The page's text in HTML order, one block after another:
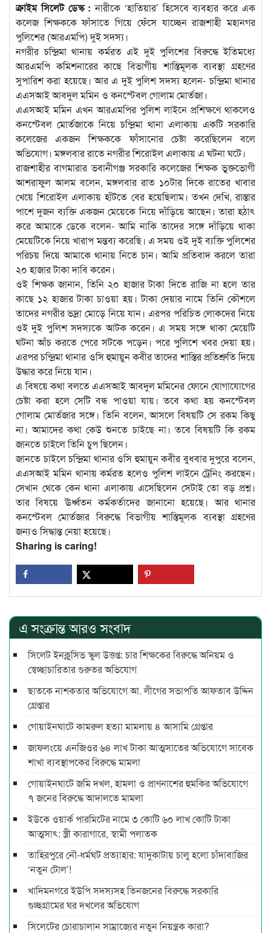
ক্রাইম সিলেট ডেস্ক : নারীকে ‘হাতিয়ার’ হিসেবে ব্যবহার করে এক
কলেজ শিক্ষককে ফাঁসাতে গিয়ে ফেঁসে যাচ্ছেন রাজশাহী মহানগর
পুলিশের (আরএমপি) দুই সদস্য।
নগরীর চন্দ্রিমা থানায় কর্মরত এই দুই পুলিশের বিরুদ্ধে ইতিমধ্যে
আরএমপি কমিশনারের কাছে বিভাগীয় শাস্তিমূলক ব্যবস্থা গ্রহণের
সুপারিশ করা হয়েছে। আর এ দুই পুলিশ সদস্য হলেন- চন্দ্রিমা থানার
এএসআই আবদুল মমিন ও কনস্টেবল গোলাম মোর্তজা।
এএসআই মমিন এখন আরএমপির পুলিশ লাইনে প্রশিক্ষণে থাকলেও
কনস্টেবল মোর্তজাকে নিয়ে চন্দ্রিমা থানা এলাকায় একটি সরকারি
কলেজের একজন শিক্ষককে ফাঁসানোর চেষ্টা করেছিলেন বলে
অভিযোগ। মঙ্গলবার রাতে নগরীর শিরোইল এলাকায় এ ঘটনা ঘটে।
রাজশাহীর বাগমারার ভবানীগঞ্জ সরকারি কলেজের শিক্ষক ভুক্তভোগী
আশরাফুল আলম বলেন, মঙ্গলবার রাত ১০টার দিকে রাতের খাবার
খেয়ে শিরোইল এলাকায় হাঁটতে বের হয়েছিলাম। তখন দেখি, রাস্তার
পাশে দুজন ব্যক্তি একজন মেয়েকে নিয়ে দাঁড়িয়ে আছেন। তারা হঠাৎ
করে আমাকে ডেকে বলেন- আমি নাকি তাদের সঙ্গে দাঁড়িয়ে থাকা
মেয়েটিকে নিয়ে খারাপ মন্তব্য করেছি। এ সময় ওই দুই ব্যক্তি পুলিশের
পরিচয় দিয়ে আমাকে থানায় নিতে চান। আমি প্রতিবাদ করলে তারা
২০ হাজার টাকা দাবি করেন।
ওই শিক্ষক জানান, তিনি ২০ হাজার টাকা দিতে রাজি না হলে তার
কাছে ১২ হাজার টাকা চাওয়া হয়। টাকা দেয়ার নামে তিনি কৌশলে
তাদের নগরীর ভদ্রা মোড়ে নিয়ে যান। এরপর পরিচিত লোকদের নিয়ে
ওই দুই পুলিশ সদস্যকে আটক করেন। এ সময় সঙ্গে থাকা মেয়েটি
ঘটনা আঁচ করতে পেরে সটকে পড়েন। পরে পুলিশে খবর দেয়া হয়।
এরপর চন্দ্রিমা থানার ওসি হুমায়ুন কবীর তাদের শাস্তির প্রতিশ্রুতি দিয়ে
উদ্ধার করে নিয়ে যান।
এ বিষয়ে কথা বলতে এএসআই আবদুল মমিনের ফোনে যোগাযোগের
চেষ্টা করা হলে সেটি বন্ধ পাওয়া যায়। তবে কথা হয় কনস্টেবল
গোলাম মোর্তজার সঙ্গে। তিনি বলেন, আসলে বিষয়টি সে রকম কিছু
না। আমাদের কথা কেউ শুনতে চাইছে না। তবে বিষয়টি কি রকম
জানতে চাইলে তিনি চুপ ছিলেন।
জানতে চাইলে চন্দ্রিমা থানার ওসি হুমায়ুন কবীর বুধবার দুপুরে বলেন,
এএসআই মমিন থানায় কর্মরত হলেও পুলিশ লাইনে ট্রেনিং করছেন।
সেখান থেকে কেন থানা এলাকায় এসেছিলেন সেটাই তো বড় প্রশ্ন।
তার বিষয়ে ঊর্ধ্বতন কর্মকর্তাদের জানানো হয়েছে। আর থানার
কনস্টেবল মোর্তজার বিরুদ্ধে বিভাগীয় শাস্তিমূলক ব্যবস্থা গ্রহণের
জন্যও সিদ্ধান্ত নেয়া হয়েছে।
Sharing is caring!
এ সংক্রান্ত আরও সংবাদ
সিলেট ইনক্লুসিভ স্কুল উত্তপ্ত: চার শিক্ষকের বিরুদ্ধে অনিয়ম ও
স্বেচ্ছাচারিতার গুরুতর অভিযোগ
ছাতকে নাশকতার অভিযোগে আ. লীগের সভাপ‌তি আফতাব উদ্দিন
গ্রেপ্তার
গোয়াইনঘাটে কামরুল হত্যা মামলায় ৪ আসামি গ্রেপ্তার
জাফলংয়ে এনজিওর ৬৪ লাখ টাকা আত্মসাতের অভিযোগে সাবেক
শাখা ব্যবস্থাপকের বিরুদ্ধে মামলা
গোয়াইনঘাটে জমি দখল, হামলা ও প্রাণনাশের হুমকির অভিযোগে
৭ জনের বিরুদ্ধে আদালতে মামলা
ইউকে ওয়ার্ক পারমিটের নামে ৩ কোটি ৬০ লাখ কোটি টাকা
আত্মসাৎ: স্ত্রী কারাগারে, স্বামী পলাতক
তাহিরপুরে নৌ-ধর্মঘট প্রত্যাহার: যাদুকাটায় চালু হলো চাঁদাবাজির
‘নতুন টোল’!
খাদিমনগরে ইউপি সদস্যসহ তিনজনের বিরুদ্ধে সরকারি
গুচ্ছগ্রামের ঘর দখলের অভিযোগ
সিলেটের চোরাচালান সাম্রাজ্যের নতুন নিয়ন্ত্রক কারা?